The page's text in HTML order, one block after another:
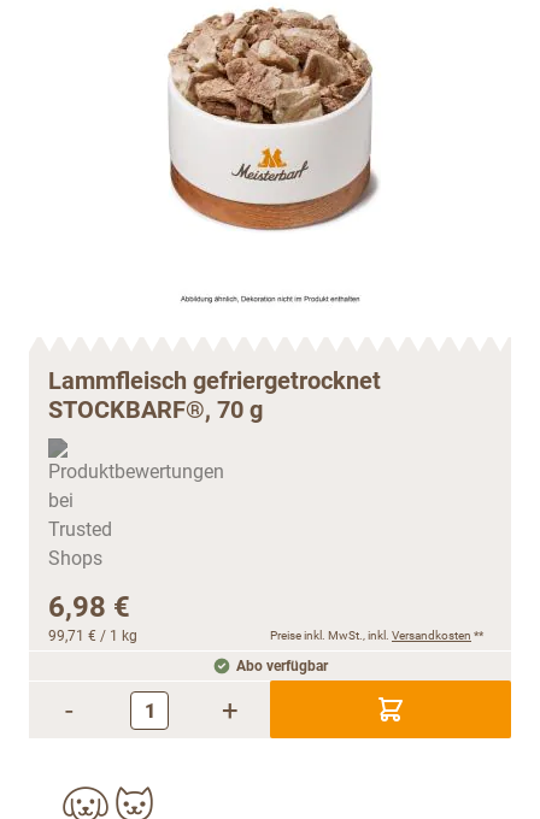
Lammfleisch gefriergetrocknet
STOCKBARF®, 70 g
6,98 €
99,71 € / 1 kg Preise inkl. MwSt., inkl. Versandkosten **
Abo verfügbar
- +